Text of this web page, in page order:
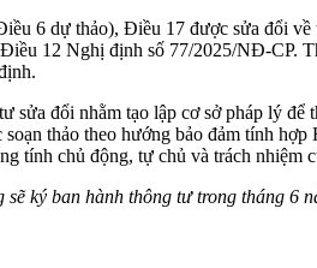
6 dự thảo), Điều 17 được sửa đổi
12 Nghị định số 77/2025/NĐ-CP.
sửa đổi nhằm tạo lập cơ sở pháp lý
thảo theo hướng bảo đảm tính
tính chủ động, tự chủ và trách
ký ban hành thông tư trong tháng 6